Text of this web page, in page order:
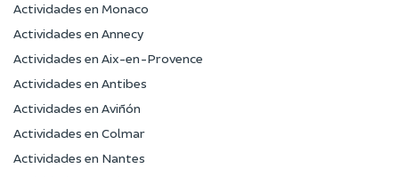
Actividades en Monaco
Actividades en Annecy
Actividades en Aix-en-Provence
Actividades en Antibes
Actividades en Aviñón
Actividades en Colmar
Actividades en Nantes